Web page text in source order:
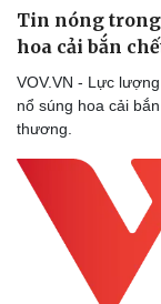
Sức khỏe
Dinh dưỡng - món
Cây thuốc
Sản phụ khoa
Tin nóng
hoa cải bắn
VOV.VN - Lực
nổ súng hoa cải
thương.